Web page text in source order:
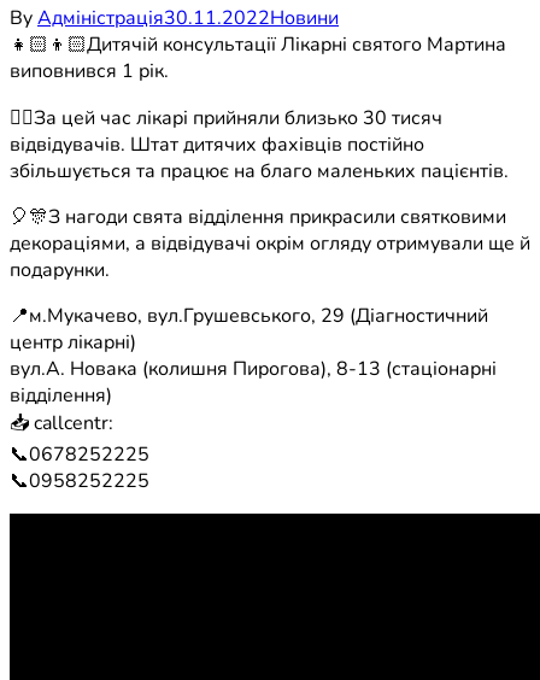
ByАдміністрація30.11.2022Новини
👧🏻👦🏻Дитячій консультації Лікарні святого Мартина
виповнився 1 рік.
☝🏻За цей час лікарі прийняли близько 30 тисяч
відвідувачів. Штат дитячих фахівців постійно
збільшується та працює на благо маленьких пацієнтів.
🎈🎊З нагоди свята відділення прикрасили святковими
декораціями, а відвідувачі окрім огляду отримували ще й
подарунки.
📍м.Мукачево, вул.Грушевського, 29 (Діагностичний
центр лікарні)
вул.А. Новака (колишня Пирогова), 8-13 (стаціонарні
відділення)
📥 callcentr:
📞0678252225
📞0958252225